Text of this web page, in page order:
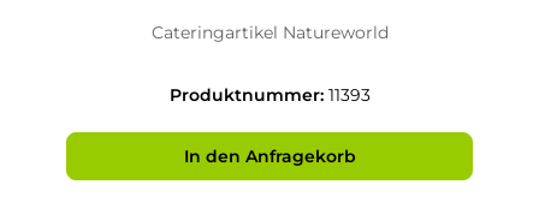
Cateringartikel Natureworld
Produktnummer: 11393
In den Anfragekorb